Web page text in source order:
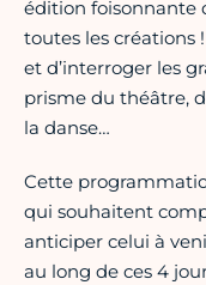
édition foisonnante
toutes les créations
et d’interroger les
prisme du théâtre,
la danse…
Cette
qui souhaitent
anticiper celui à
au long de ces 4